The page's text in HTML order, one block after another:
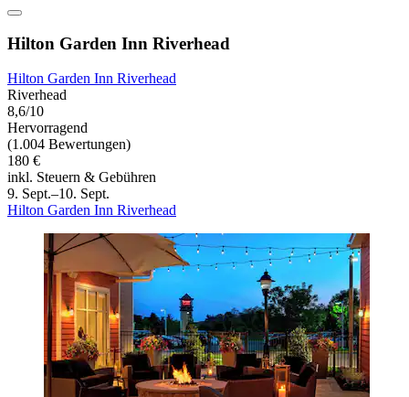
Hilton Garden Inn Riverhead
Hilton Garden Inn Riverhead
Riverhead
8,6/10
Hervorragend
(1.004 Bewertungen)
180 €
inkl. Steuern & Gebühren
9. Sept.–10. Sept.
Hilton Garden Inn Riverhead